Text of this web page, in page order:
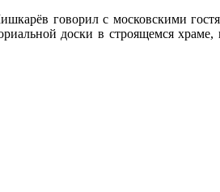
говорил с московскими
доски в строящемся